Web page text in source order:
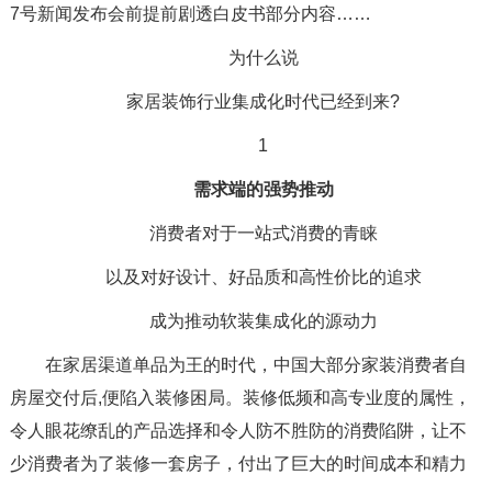
7号新闻发布会前提前剧透白皮书部分内容……
为什么说
家居装饰行业集成化时代已经到来?
1
需求端的强势推动
消费者对于一站式消费的青睐
以及对好设计、好品质和高性价比的追求
成为推动软装集成化的源动力
在家居渠道单品为王的时代，中国大部分家装消费者自
房屋交付后,便陷入装修困局。装修低频和高专业度的属性，
令人眼花缭乱的产品选择和令人防不胜防的消费陷阱，让不
少消费者为了装修一套房子，付出了巨大的时间成本和精力